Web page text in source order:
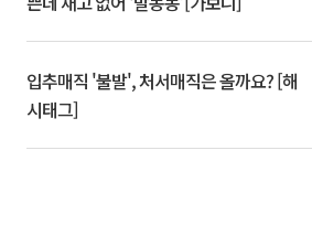
입추매직 '불발', 처서매직은 올까요? [해
시태그]